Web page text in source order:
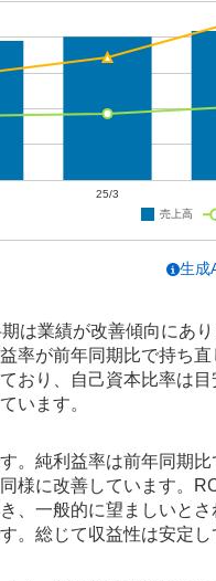
生成
は業績が改善傾向にあ
率が前年同期比で持ち直
おり、自己資本比率は
います。
。純利益率は前年同期
様に改善しています。
、一般的に望ましいとさ
。総じて収益性は安定し